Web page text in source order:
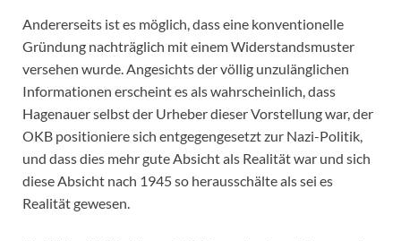
Andererseits ist es möglich, dass eine konventionelle
Gründung nachträglich mit einem Widerstandsmuster
versehen wurde. Angesichts der völlig unzulänglichen
Informationen erscheint es als wahrscheinlich, dass
Hagenauer selbst der Urheber dieser Vorstellung war, der
OKB positioniere sich entgegengesetzt zur Nazi-Politik,
und dass dies mehr gute Absicht als Realität war und sich
diese Absicht nach 1945 so herausschälte als sei es
Realität gewesen.